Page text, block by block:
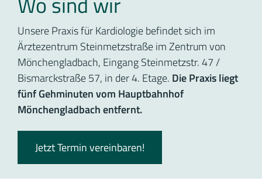
Unsere Praxis für Kardiologie befindet sich im
Ärztezentrum Steinmetzstraße im Zentrum von
Mönchengladbach, Eingang Steinmetzstr. 47 /
Bismarckstraße 57, in der 4. Etage. Die Praxis liegt
fünf Gehminuten vom Hauptbahnhof
Mönchengladbach entfernt.
Jetzt Termin vereinbaren!